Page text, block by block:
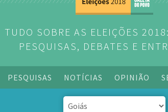
TUDO SOBRE AS ELEIÇÕES
PESQUISAS, DEBATES E
PESQUISAS NOTÍCIAS OPINIÃO